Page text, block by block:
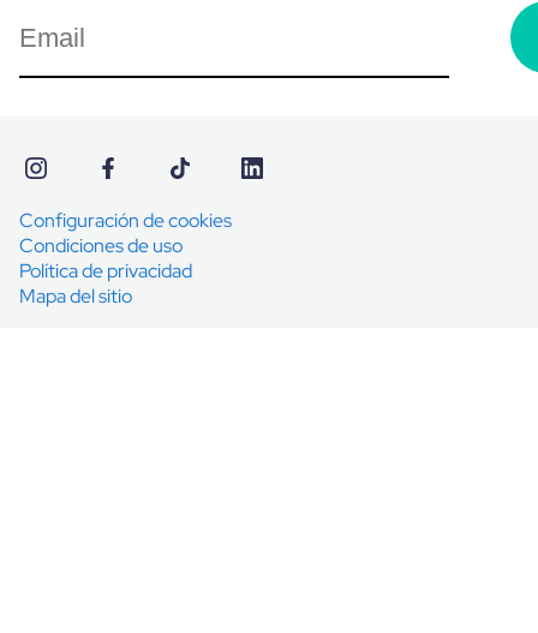
Configuración de cookies
Condiciones de uso
Política de privacidad
Mapa del sitio